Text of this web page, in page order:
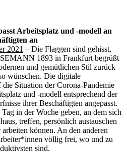
Arbeitsplatz und -modell an
an
2021 – Die Flaggen sind gehisst,
1893 in Frankfurt begrüßt
und gemütlichen Stil zurück
wünschen. Die digitale
Situation der Corona-Pandemie
und -modell entsprechend der
ihrer Beschäftigten angepasst.
in der Woche geben, an dem sich
treffen, persönlich austauschen
können. An den anderen
völlig frei, wo und zu
sind.